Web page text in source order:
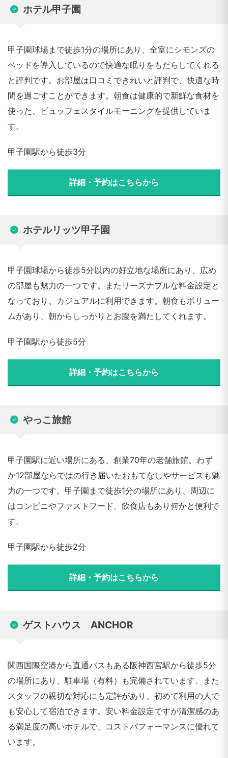
ホテル甲子園
甲子園球場まで徒歩1分の場所にあり、全室にシモンズの
ベッドを導入しているので快適な眠りをもたらしてくれる
と評判です。お部屋は口コミできれいと評判で、快適な時
間を過ごすことができます。朝食は健康的で新鮮な食材を
使った、ビュッフェスタイルモーニングを提供していま
す。
甲子園駅から徒歩3分
詳細・予約はこちらから
ホテルリッツ甲子園
甲子園球場から徒歩5分以内の好立地な場所にあり、広め
の部屋も魅力の一つです。またリーズナブルな料金設定と
なっており、カジュアルに利用できます。朝食もボリュー
ムがあり、朝からしっかりとお腹を満たしてくれます。
甲子園駅から徒歩5分
詳細・予約はこちらから
やっこ旅館
甲子園駅に近い場所にある、創業70年の老舗旅館。わず
か12部屋ならではの行き届いたおもてなしやサービスも魅
力の一つです。甲子園まで徒歩1分の場所にあり、周辺に
はコンビニやファストフード、飲食店もあり何かと便利で
す。
甲子園駅から徒歩2分
詳細・予約はこちらから
ゲストハウス ANCHOR
関西国際空港から直通バスもある阪神西宮駅から徒歩5分
の場所にあり、駐車場（有料）も完備されています。また
スタッフの親切な対応にも定評があり、初めて利用の人で
も安心して宿泊できます。安い料金設定ですが清潔感のあ
る満足度の高いホテルで、コストパフォーマンスに優れて
います。